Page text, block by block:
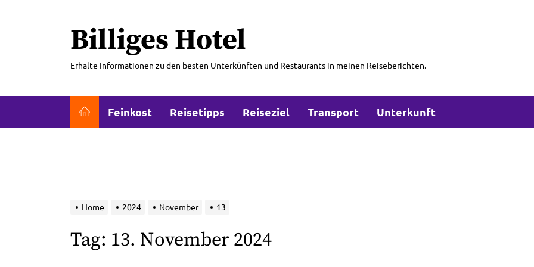
Billiges Hotel
Erhalte Informationen zu den besten Unterkünften und Restaurants in meinen Reiseberichten.
Feinkost Reisetipps Reiseziel Transport Unterkunft
Home 2024 November 13
Tag: 13. November 2024